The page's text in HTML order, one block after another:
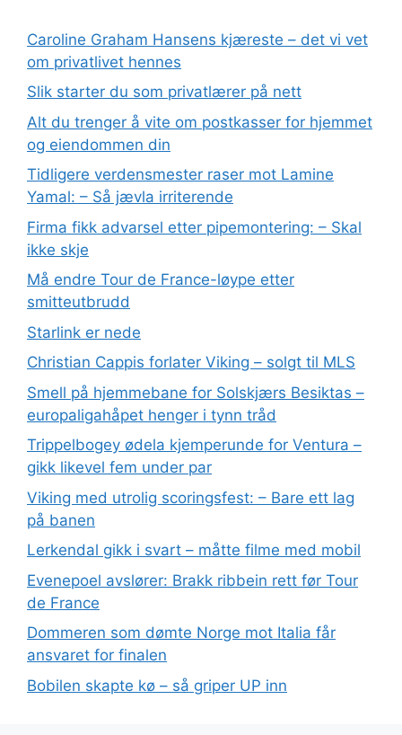
Caroline Graham Hansens kjæreste – det vi vet
om privatlivet hennes
Slik starter du som privatlærer på nett
Alt du trenger å vite om postkasser for hjemmet
og eiendommen din
Tidligere verdensmester raser mot Lamine
Yamal: – Så jævla irriterende
Firma fikk advarsel etter pipemontering: – Skal
ikke skje
Må endre Tour de France-løype etter
smitteutbrudd
Starlink er nede
Christian Cappis forlater Viking – solgt til MLS
Smell på hjemmebane for Solskjærs Besiktas –
europaligahåpet henger i tynn tråd
Trippelbogey ødela kjemperunde for Ventura –
gikk likevel fem under par
Viking med utrolig scoringsfest: – Bare ett lag
på banen
Lerkendal gikk i svart – måtte filme med mobil
Evenepoel avslører: Brakk ribbein rett før Tour
de France
Dommeren som dømte Norge mot Italia får
ansvaret for finalen
Bobilen skapte kø – så griper UP inn